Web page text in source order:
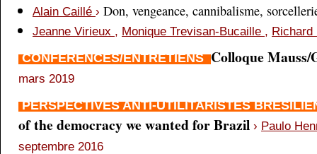
Alain Caillé › Don, vengeance, cannibalisme,
Jeanne Virieux , Monique Trevisan-Bucaille ,
CONFÉRENCES/ENTRETIENS Colloque
mars 2019
PERSPECTIVES ANTI-UTILITARISTES
of the democracy we wanted for Brazil › Paulo
septembre 2016